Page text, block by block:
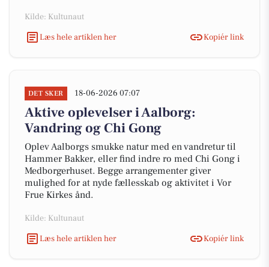
Kilde: Kultunaut
Læs hele artiklen her
Kopiér link
DET SKER 18-06-2026 07:07
Aktive oplevelser i Aalborg:
Vandring og Chi Gong
Oplev Aalborgs smukke natur med en vandretur til
Hammer Bakker, eller find indre ro med Chi Gong i
Medborgerhuset. Begge arrangementer giver
mulighed for at nyde fællesskab og aktivitet i Vor
Frue Kirkes ånd.
Kilde: Kultunaut
Læs hele artiklen her
Kopiér link